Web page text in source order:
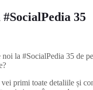
35
la #SocialPedia 35 de
primi toate detaliile și